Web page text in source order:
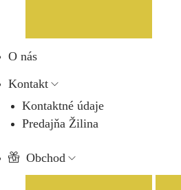
O nás
Kontakt
Kontaktné údaje
Predajňa Žilina
Obchod